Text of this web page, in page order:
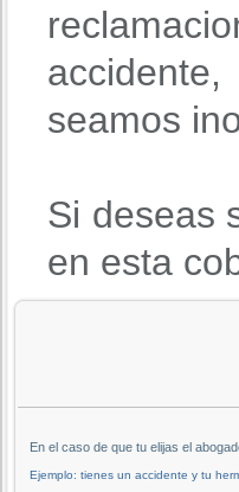
seamos
Si deseas
en esta
En el caso de que tu elijas el
Ejemplo: tienes un accidente y tu